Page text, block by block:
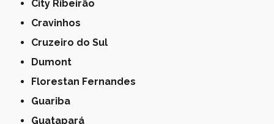
City Ribeirão
Cravinhos
Cruzeiro do Sul
Dumont
Florestan Fernandes
Guariba
Guatapará